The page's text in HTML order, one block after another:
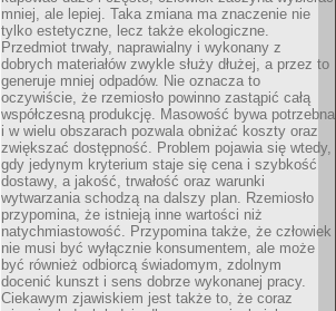
mniej, ale lepiej. Taka zmiana ma znaczenie nie
tylko estetyczne, lecz także ekologiczne.
Przedmiot trwały, naprawialny i wykonany z
dobrych materiałów zwykle służy dłużej, a przez to
generuje mniej odpadów. Nie oznacza to
oczywiście, że rzemiosło powinno zastąpić całą
współczesną produkcję. Masowość bywa potrzebna
i w wielu obszarach pozwala obniżać koszty oraz
zwiększać dostępność. Problem pojawia się wtedy,
gdy jedynym kryterium staje się cena i szybkość
dostawy, a jakość, trwałość oraz warunki
wytwarzania schodzą na dalszy plan. Rzemiosło
przypomina, że istnieją inne wartości niż
natychmiastowość. Przypomina także, że człowiek
nie musi być wyłącznie konsumentem, ale może
być również odbiorcą świadomym, zdolnym
docenić kunszt i sens dobrze wykonanej pracy.
Ciekawym zjawiskiem jest także to, że coraz